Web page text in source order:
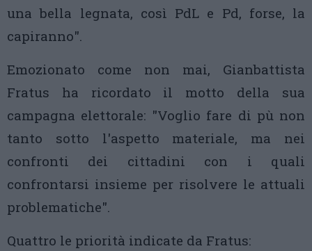
una bella legnata, così PdL e Pd, forse, la
capiranno".
Emozionato come non mai, Gianbattista
Fratus ha ricordato il motto della sua
campagna elettorale: "Voglio fare di pù non
tanto sotto l'aspetto materiale, ma nei
confronti dei cittadini con i quali
confrontarsi insieme per risolvere le attuali
problematiche".
Quattro le priorità indicate da Fratus: